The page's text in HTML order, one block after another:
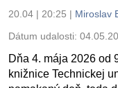
20.04 | 20:25 | Miroslav
Dátum udalosti:
Dňa 4. mája 2026 od
knižnice Technickej